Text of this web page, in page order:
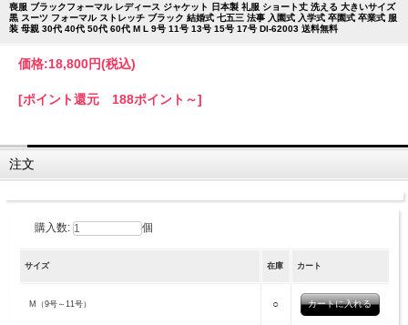
喪服 ブラックフォーマル レディース ジャケット 日本製 礼服 ショート丈 洗える 大きいサイズ
黒 スーツ フォーマル ストレッチ ブラック 結婚式 七五三 法事 入園式 入学式 卒園式 卒業式 服
装 母親 30代 40代 50代 60代 M L 9号 11号 13号 15号 17号 DI-62003 送料無料
価格:18,800円(税込)
[ポイント還元 188ポイント～]
注文
購入数: 個
サイズ 在庫 カート
M（9号～11号） ○